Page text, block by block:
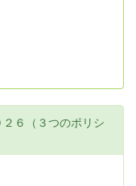
６（３つのポリシ